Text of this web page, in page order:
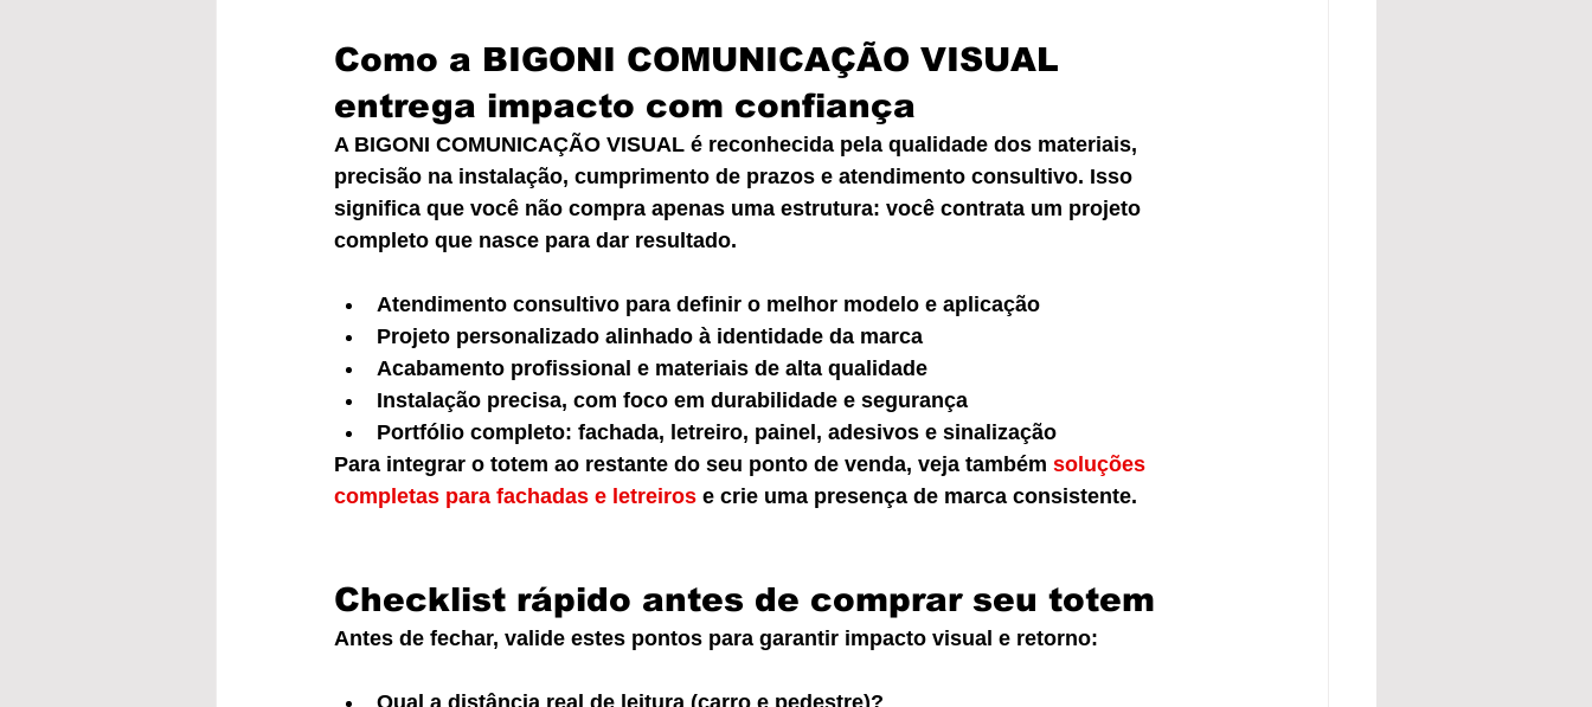
Como a BIGONI COMUNICAÇÃO VISUAL
entrega impacto com confiança
A BIGONI COMUNICAÇÃO VISUAL é reconhecida pela qualidade dos materiais,
precisão na instalação, cumprimento de prazos e atendimento consultivo. Isso
significa que você não compra apenas uma estrutura: você contrata um projeto
completo que nasce para dar resultado.
Atendimento consultivo para definir o melhor modelo e aplicação
Projeto personalizado alinhado à identidade da marca
Acabamento profissional e materiais de alta qualidade
Instalação precisa, com foco em durabilidade e segurança
Portfólio completo: fachada, letreiro, painel, adesivos e sinalização
Para integrar o totem ao restante do seu ponto de venda, veja também soluções
completas para fachadas e letreiros e crie uma presença de marca consistente.
Checklist rápido antes de comprar seu totem
Antes de fechar, valide estes pontos para garantir impacto visual e retorno:
Qual a distância real de leitura (carro e pedestre)?